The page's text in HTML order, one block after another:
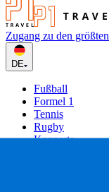
Zugang zu den größten
DE
Fußball
Formel 1
Tennis
Rugby
Konzerte